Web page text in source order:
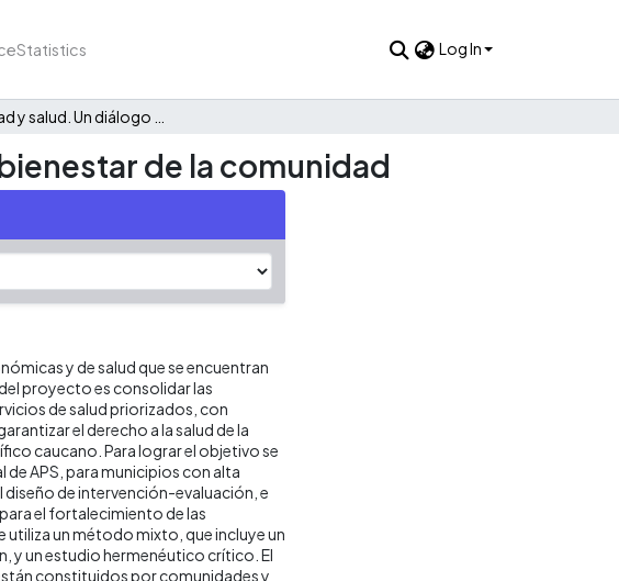
Statistics Log In
de la comunidad
y de salud que se encuentran
proyecto es consolidar las
de salud priorizados, con
el derecho a la salud de la
caucano. Para lograr el objetivo se
APS, para municipios con alta
de intervención-evaluación, e
el fortalecimiento de las
utiliza un método mixto, que incluye un
y un estudio hermenéutico crítico. El
constituidos por comunidades y